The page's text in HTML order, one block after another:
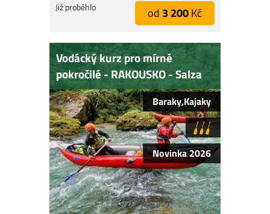
Již proběhlo od 3 200Kč
Vodácký kurz pro mírně
pokročilé - RAKOUSKO - Salza
Baraky,Kajaky
Novinka 2026